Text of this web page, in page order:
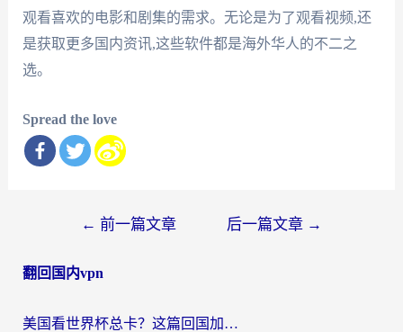
观看喜欢的电影和剧集的需求。无论是为了观看视频,还
是获取更多国内资讯,这些软件都是海外华人的不二之
选。
Spread the love
导
← 前一篇文章 后一篇文章 →
翻回国内vpn
美国看世界杯总卡？这篇回国加速器指南帮你无缝刷国内资源（附苹果手机VPN设置步骤）